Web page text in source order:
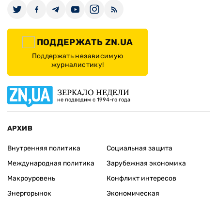
ПОДДЕРЖАТЬ ZN.UA
Поддержать независимую
журналистику!
ЗЕРКАЛО НЕДЕЛИ
не подводим с 1994-го года
АРХИВ
Внутренняя политика
Международная политика
Макроуровень
Энергорынок
Социальная защита
Зарубежная экономика
Конфликт интересов
Экономическая